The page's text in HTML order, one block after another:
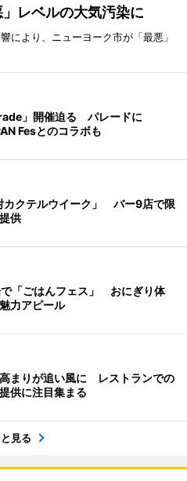
レベルの大気汚染に
により、ニューヨーク市が「最悪」
」開催迫る パレードに
Fesとのコラボも
カクテルウイーク」 バー9店で限
供
「ごはんフェス」 おにぎり体
力アピール
まりが追い風に レストランでの
供に注目集まる
見る